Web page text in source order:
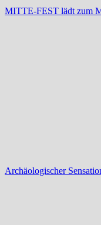
MITTE-FEST lädt zum
Archäologischer